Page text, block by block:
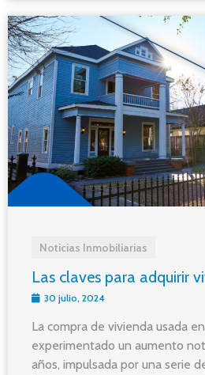
Noticias Inmobiliarias
Las claves para adquirir
30 julio, 2024
La compra de vivienda usada
experimentado un aumento
años, impulsada por una serie